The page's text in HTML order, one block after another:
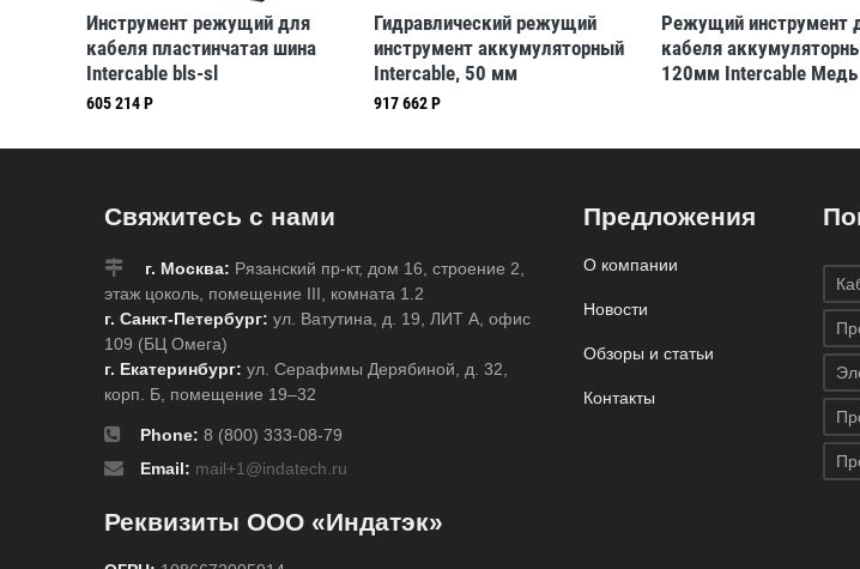
Инструмент режущий для
кабеля пластинчатая шина
Intercable bls-sl
605 214 Р
Гидравлический режущий
инструмент аккумуляторный
Intercable, 50 мм
917 662 Р
Режущий инструмент
кабеля
120мм Intercable Медь
Свяжитесь с нами
г. Москва: Рязанский пр-кт, дом 16, строение 2,
этаж цоколь, помещение III, комната 1.2
г. Санкт-Петербург: ул. Ватутина, д. 19, ЛИТ А, офис
109 (БЦ Омега)
г. Екатеринбург: ул. Серафимы Дерябиной, д. 32,
корп. Б, помещение 19–32
Phone: 8 (800) 333-08-79
Email: mail+1@indatech.ru
Реквизиты ООО «Индатэк»
Предложения
О компании
Новости
Обзоры и статьи
Контакты